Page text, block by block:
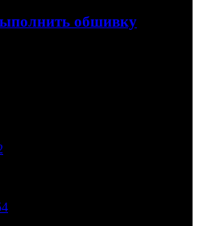
обшивку